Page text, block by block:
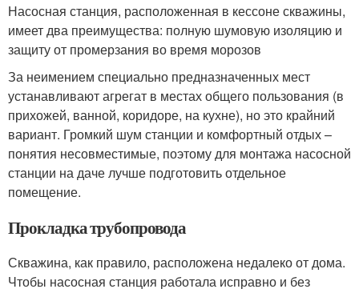
Насосная станция, расположенная в кессоне скважины,
имеет два преимущества: полную шумовую изоляцию и
защиту от промерзания во время морозов
За неимением специально предназначенных мест
устанавливают агрегат в местах общего пользования (в
прихожей, ванной, коридоре, на кухне), но это крайний
вариант. Громкий шум станции и комфортный отдых –
понятия несовместимые, поэтому для монтажа насосной
станции на даче лучше подготовить отдельное
помещение.
Прокладка трубопровода
Скважина, как правило, расположена недалеко от дома.
Чтобы насосная станция работала исправно и без